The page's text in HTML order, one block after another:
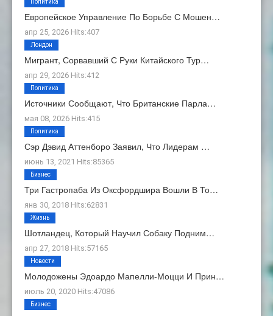
Европейское Управление По Борьбе С Мошен…
апр 25, 2026 Hits:407
Политика
Мигрант, Сорвавший С Руки Китайского Тур…
апр 29, 2026 Hits:412
Лондон
Источники Сообщают, Что Британские Парла…
мая 08, 2026 Hits:415
Политика
Сэр Дэвид Аттенборо Заявил, Что Лидерам …
июнь 13, 2021 Hits:85365
Политика
Три Гастропаба Из Оксфордшира Вошли В То…
янв 30, 2018 Hits:62831
Бизнес
Шотландец, Который Научил Собаку Подним…
апр 27, 2018 Hits:57165
Жизнь
Молодожены Эдоардо Мапелли-Моцци И Прин…
июль 20, 2020 Hits:47086
Новости
Бизнес